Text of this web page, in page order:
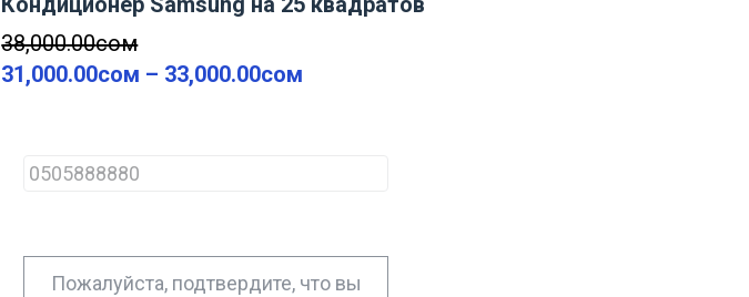
38,000.00сом
31,000.00сом – 33,000.00сом
h
Пожалуйста, подтвердите, что вы